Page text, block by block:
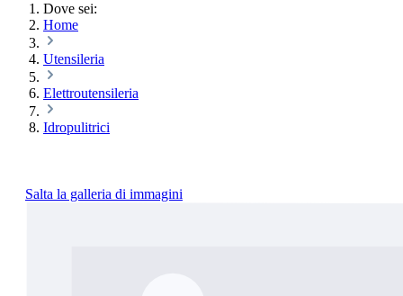
Dove sei:
Home
Utensileria
Elettroutensileria
Idropulitrici
Salta la galleria di immagini